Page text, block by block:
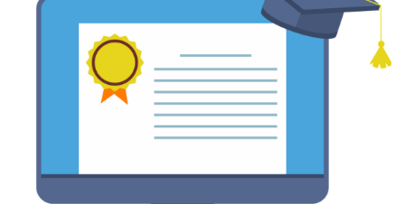
Adotada pela Conferência Geral da Organização
Internacional do Trabalho, na sua 28ª Sessão, realizada
em Seattle, em 29 de junho de 1946. Resolução de
aprovação : Decreto-Lei n.º 38365, de 6 de agosto de
1951 Registo da ratificação no BIT : 13/06/1952
Denunciada automaticamente a 12 de maio de 2017,